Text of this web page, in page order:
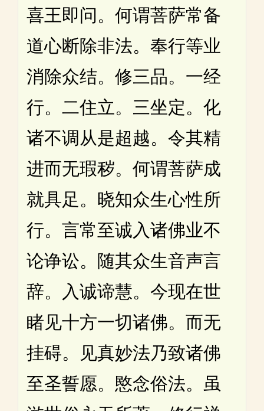
喜王即问。何谓菩萨常备
道心断除非法。奉行等业
消除众结。修三品。一经
行。二住立。三坐定。化
诸不调从是超越。令其精
进而无瑕秽。何谓菩萨成
就具足。晓知众生心性所
行。言常至诚入诸佛业不
论诤讼。随其众生音声言
辞。入诚谛慧。今现在世
睹见十方一切诸佛。而无
挂碍。见真妙法乃致诸佛
至圣誓愿。愍念俗法。虽